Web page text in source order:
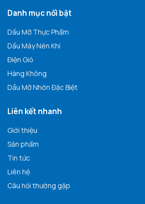
Danh mục nổi bật
Dầu Mỡ Thực Phẩm
Dầu Máy Nén Khí
Điện Gió
Hàng Không
Dầu Mỡ Nhờn Đặc Biệt
Liên kết nhanh
Giới thiệu
Sản phẩm
Tin tức
Liên hệ
Câu hỏi thường gặp